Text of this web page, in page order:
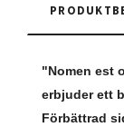
"Nomen est
erbjuder ett
Förbättrad